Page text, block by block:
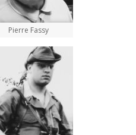
Pierre Fassy